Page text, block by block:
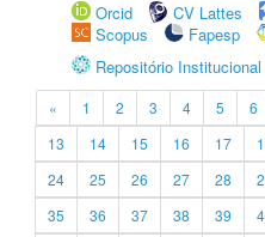
Orcid
CV Lattes
Scopus
Fapesp
Repositório
« 1 2 3 4 5 6
13
14 15 16 17
24
25 26 27 28
35
36 37 38 39